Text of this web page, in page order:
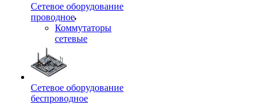
Сетевое оборудование
проводное
Коммутаторы
сетевые
Сетевое оборудование
беспроводное